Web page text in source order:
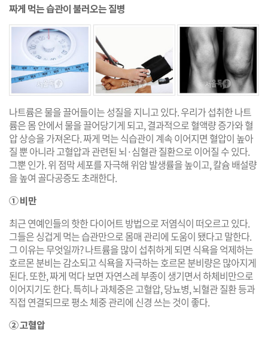
짜게 먹는 습관이 불러오는 질병
나트륨은 물을 끌어들이는 성질을 지니고 있다. 우리가 섭취한 나트
륨은 몸 안에서 물을 끌어당기게 되고, 결과적으로 혈액량 증가와 혈
압 상승을 가져온다. 짜게 먹는 식습관이 계속 이어지면 혈압이 높아
질 뿐 아니라 고혈압과 관련된 뇌·심혈관 질환으로 이어질 수 있다.
그뿐 인가. 위 점막 세포를 자극해 위암 발생률을 높이고, 칼슘 배설량
을 높여 골다공증도 초래한다.
① 비만
최근 연예인들의 핫한 다이어트 방법으로 저염식이 떠오르고 있다.
그들은 싱겁게 먹는 습관만으로 몸매 관리에 도움이 됐다고 말한다.
그 이유는 무엇일까? 나트륨을 많이 섭취하게 되면 식욕을 억제하는
호르몬 분비는 감소되고 식욕을 자극하는 호르몬 분비량은 많아지게
된다. 또한, 짜게 먹다 보면 자연스레 부종이 생기면서 하체비만으로
이어지기도 한다. 특히나 과체중은 고혈압, 당뇨병, 뇌혈관 질환 등과
직접 연결되므로 평소 체중 관리에 신경 쓰는 것이 좋다.
② 고혈압